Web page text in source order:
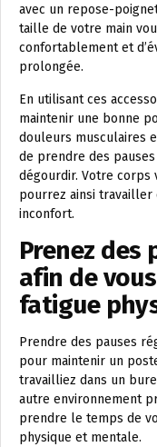
avec un repose-
taille de votre main
confortablement et
prolongée.
En utilisant ces
maintenir une bonne
douleurs musculaires
de prendre des
dégourdir. Votre corps
pourrez ainsi travailler
inconfort.
Prenez des
afin de
fatigue
Prendre des pauses
pour maintenir un
travailliez dans un
autre environnement
prendre le temps de
physique et mentale.